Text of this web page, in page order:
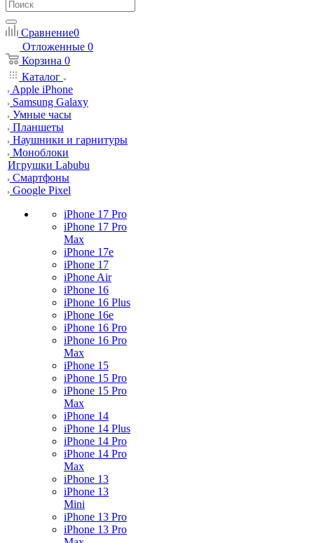
Сравнение0
Отложенные 0
Корзина 0
Каталог
Apple iPhone
Samsung Galaxy
Умные часы
Планшеты
Наушники и гарнитуры
Моноблоки
Игрушки Labubu
Смартфоны
Google Pixel
iPhone 17 Pro
iPhone 17 Pro
Max
iPhone 17e
iPhone 17
iPhone Air
iPhone 16
iPhone 16 Plus
iPhone 16e
iPhone 16 Pro
iPhone 16 Pro
Max
iPhone 15
iPhone 15 Pro
iPhone 15 Pro
Max
iPhone 14
iPhone 14 Plus
iPhone 14 Pro
iPhone 14 Pro
Max
iPhone 13
iPhone 13
Mini
iPhone 13 Pro
iPhone 13 Pro